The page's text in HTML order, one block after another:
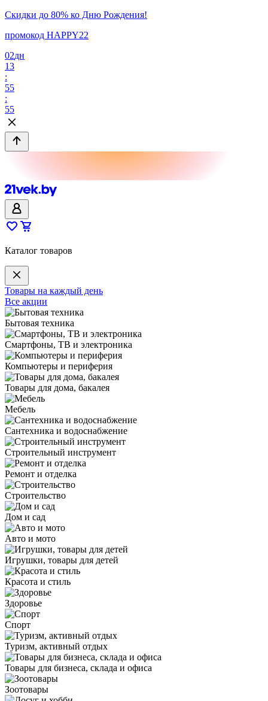
Скидки до 80% ко Дню Рождения!
промокод HAPPY22
02дн
13
:
55
:
55
Каталог товаров
Товары на каждый день
Все акции
Бытовая техника
Смартфоны, ТВ и электроника
Компьютеры и периферия
Товары для дома, бакалея
Мебель
Сантехника и водоснабжение
Строительный инструмент
Ремонт и отделка
Строительство
Дом и сад
Авто и мото
Игрушки, товары для детей
Красота и стиль
Здоровье
Спорт
Туризм, активный отдых
Товары для бизнеса, склада и офиса
Зоотовары